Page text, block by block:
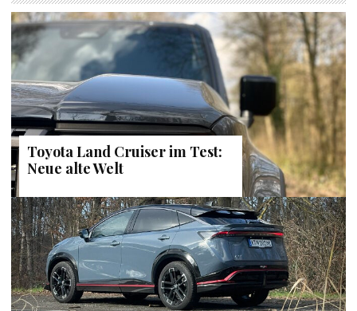
Toyota Land Cruiser im Test:
Neue alte Welt